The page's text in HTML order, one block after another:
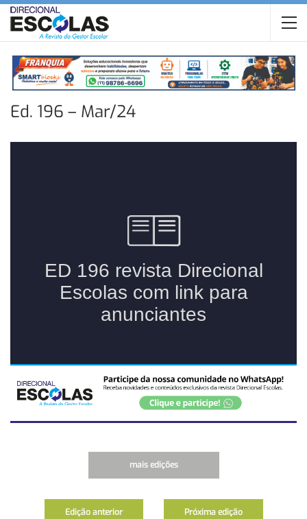
Ed. 196 – Mar/24
mais edições
Edição anterior Próxima edição